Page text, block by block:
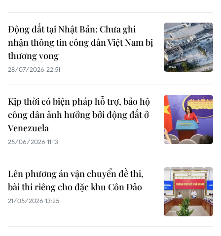
Động đất tại Nhật Bản: Chưa ghi
nhận thông tin công dân Việt Nam bị
thương vong
28/07/2026 22:51
Kịp thời có biện pháp hỗ trợ, bảo hộ
công dân ảnh hưởng bởi động đất ở
Venezuela
25/06/2026 11:13
Lên phương án vận chuyển đề thi,
bài thi riêng cho đặc khu Côn Đảo
21/05/2026 13:25